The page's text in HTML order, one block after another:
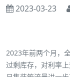
2023-03-23
2023年前两个月，
过剩库存，对利率上